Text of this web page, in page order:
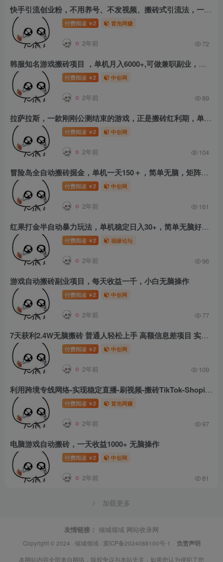
快手引流创业粉，不用养号、不发视频、搬砖式引流法，一天可引200+创业粉【揭秘】
付费阅读 ￥2 冒泡网赚
2年前 72
韩服知名游戏搬砖项目 ，单机月入6000+,可做兼职副业，小白闭眼入
付费阅读 ￥2 中创网
2年前 89
拉萨拉斯，一款刚刚公测结束的游戏，正是搬砖红利期，单机收益400+
付费阅读 ￥2 中创网
2年前 104
冒险岛全自动搬砖掘金，单机一天150＋，简单无脑，矩阵放大收益爆炸
付费阅读 ￥2 中创网
2年前 161
红果打金半自动暴力玩法，单机稳定日入30+，简单无脑好上手，适合工作室批量上机
付费阅读 ￥2 福缘论坛
2年前 96
游戏自动搬砖副业项目，每天收益一千，小白无脑操作
付费阅读 ￥2 中创网
2年前 77
7天获利2.4W无脑搬砖 普通人轻松上手 高额信息差项目 实现睡后收入
付费阅读 ￥2 中创网
2年前 109
利用跨境专线网络-实现稳定直播-刷视频-搬砖TikTok-Shopify-FB等实现月入2W+【揭秘】
付费阅读 ￥2 冒泡网赚
2年前 97
电脑游戏自动搬砖，一天收益1000+ 无脑操作
付费阅读 ￥2 中创网
2年前 81
加载更多
友情链接： 倾城领域 网站收录网
Copyright © 2024 · 倾城领域 · 冀ICP备2024088100号-1 · 负责声明
本网站内容全部来自网络，版权争议与本站无关，如果您认为侵犯了您